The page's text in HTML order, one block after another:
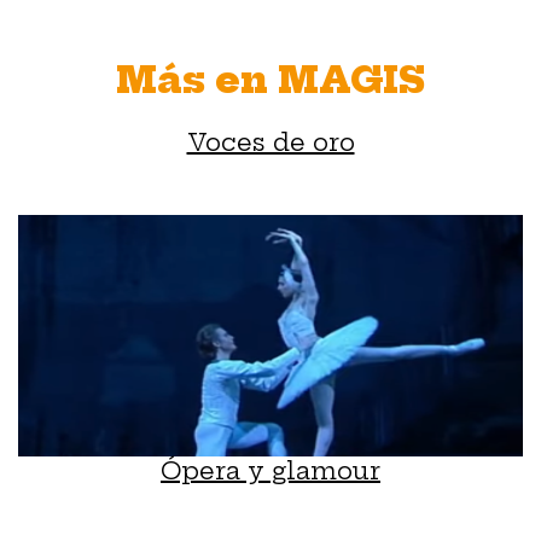
Más en MAGIS
Voces de oro
Ópera y glamour